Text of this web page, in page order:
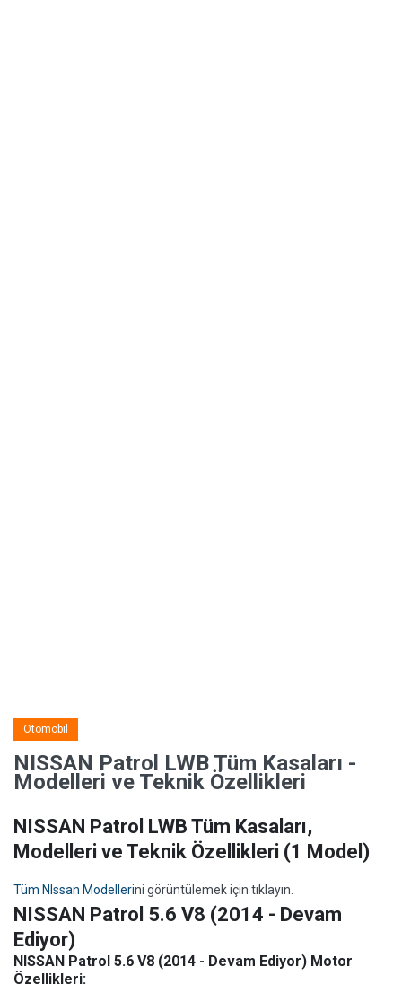
Otomobil
NISSAN Patrol LWB Tüm Kasaları -
Modelleri ve Teknik Özellikleri
NISSAN Patrol LWB Tüm Kasaları,
Modelleri ve Teknik Özellikleri (1 Model)
Tüm NIssan Modellerini görüntülemek için tıklayın.
NISSAN Patrol 5.6 V8 (2014 - Devam
Ediyor)
NISSAN Patrol 5.6 V8 (2014 - Devam Ediyor) Motor
Özellikleri: